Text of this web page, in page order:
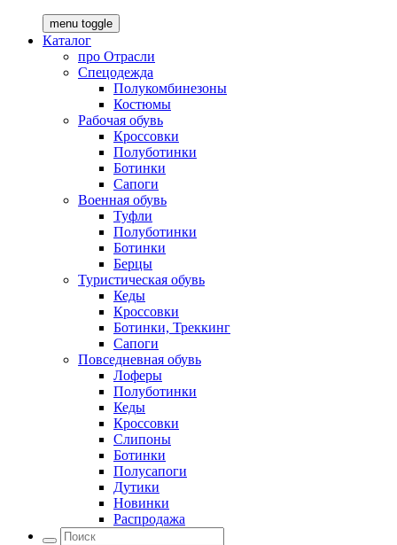
menu toggle
Каталог
про Отрасли
Спецодежда
Полукомбинезоны
Костюмы
Рабочая обувь
Кроссовки
Полуботинки
Ботинки
Сапоги
Военная обувь
Туфли
Полуботинки
Ботинки
Берцы
Туристическая обувь
Кеды
Кроссовки
Ботинки, Треккинг
Сапоги
Повседневная обувь
Лоферы
Полуботинки
Кеды
Кроссовки
Слипоны
Ботинки
Полусапоги
Дутики
Новинки
Распродажа